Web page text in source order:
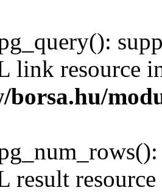
link resource
borsa.hu/
result